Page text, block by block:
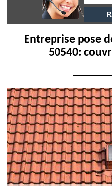
Entreprise pose
50540: